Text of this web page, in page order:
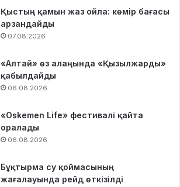
Қыстың қамын жаз ойла: көмір бағасы
арзандайды
07.08.2026
«Алтай» өз алаңында «Қызылжарды»
қабылдайды
06.08.2026
«Oskemen Life» фестивалі қайта
оралады
06.08.2026
Бұқтырма су қоймасының
жағалауында рейд өткізілді